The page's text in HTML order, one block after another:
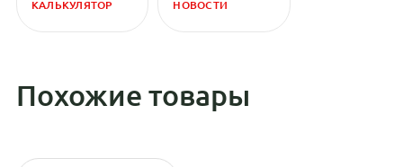
КАЛЬКУЛЯТОР НОВОСТИ
Похожие товары